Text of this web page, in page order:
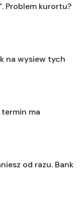
Problem kurortu?
na wysiew tych
termin ma
od razu. Bank